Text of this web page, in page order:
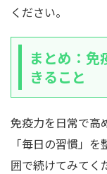
ください。
まとめ：免
きること
免疫力を日常で高
「毎日の習慣」
囲で続けてみてく